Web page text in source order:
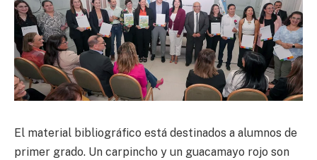
El material bibliográfico está destinados a alumnos de
primer grado. Un carpincho y un guacamayo rojo son